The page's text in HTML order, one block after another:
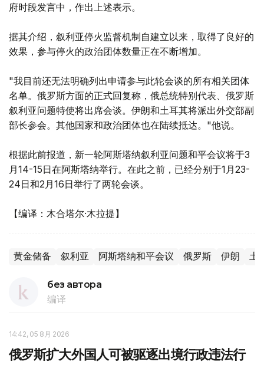
府时段发言中，作出上述表示。
据其介绍，叙利亚停火监督机制自建立以来，取得了良好的
效果，参与停火的政治团体数量正在不断增加。
"我目前还无法明确列出申请参与此轮会谈的所有相关团体
名单。俄罗斯方面的正式回复称，俄总统特别代表、俄罗斯
叙利亚问题特使将出席会谈。伊朗和土耳其将派出外交部副
部长参会。其他国家和政治团体也在陆续抵达。"他说。
根据此前报道，新一轮阿斯塔纳叙利亚问题和平会议将于3
月14-15日在阿斯塔纳举行。在此之前，已经分别于1月23-
24日和2月16日举行了两轮会谈。
【编译：木合塔尔·木拉提】
黄金储备 叙利亚 阿斯塔纳和平会议 俄罗斯 伊朗 土
без автора
编译
14:42, 05 8月 2026
俄罗斯扩大外国人可被驱逐出境行政违法行